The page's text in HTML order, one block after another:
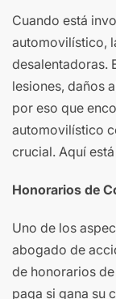
Cuando está
automovilístico,
desalentadoras.
lesiones, daños
por eso que
automovilístico
crucial. Aquí
Honorarios de
Uno de los
abogado de
de honorarios
paga si gana su